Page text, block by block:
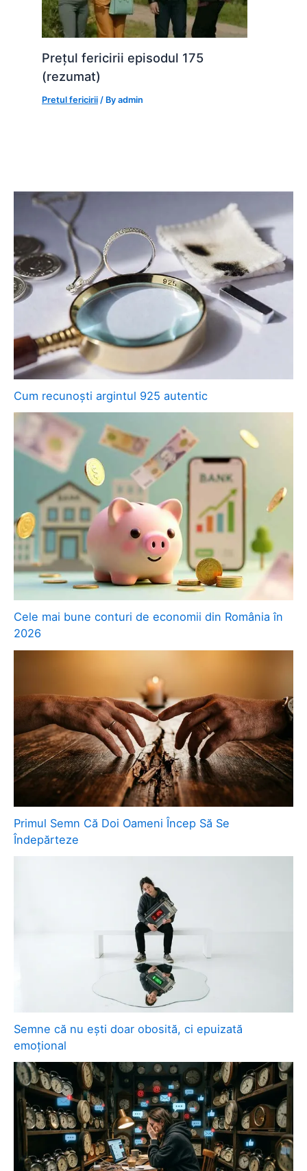
Prețul fericirii episodul 175
(rezumat)
Pretul fericirii / Byadmin
Cum recunoști argintul 925 autentic
Cele mai bune conturi de economii din România în
2026
Primul Semn Că Doi Oameni Încep Să Se
Îndepărteze
Semne că nu ești doar obosită, ci epuizată
emoțional